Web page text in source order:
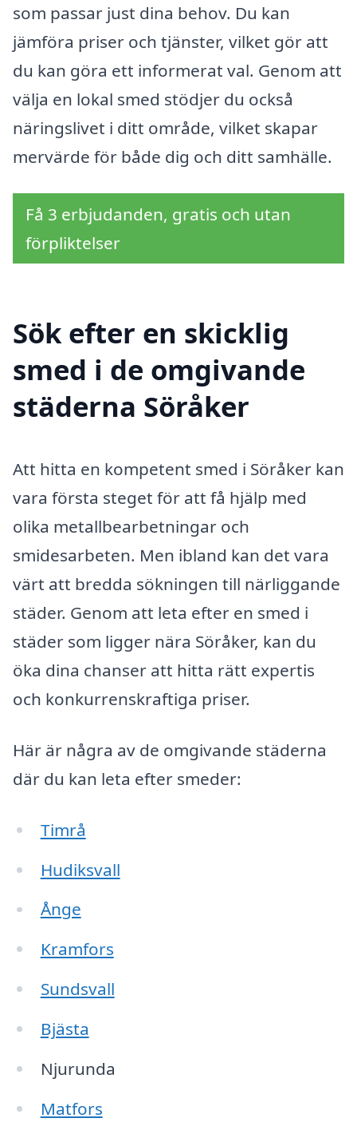
som passar just dina behov. Du kan
jämföra priser och tjänster, vilket gör att
du kan göra ett informerat val. Genom att
välja en lokal smed stödjer du också
näringslivet i ditt område, vilket skapar
mervärde för både dig och ditt samhälle.
Få 3 erbjudanden, gratis och utan
förpliktelser
Sök efter en skicklig
smed i de omgivande
städerna Söråker
Att hitta en kompetent smed i Söråker kan
vara första steget för att få hjälp med
olika metallbearbetningar och
smidesarbeten. Men ibland kan det vara
värt att bredda sökningen till närliggande
städer. Genom att leta efter en smed i
städer som ligger nära Söråker, kan du
öka dina chanser att hitta rätt expertis
och konkurrenskraftiga priser.
Här är några av de omgivande städerna
där du kan leta efter smeder:
Timrå
Hudiksvall
Ånge
Kramfors
Sundsvall
Bjästa
Njurunda
Matfors